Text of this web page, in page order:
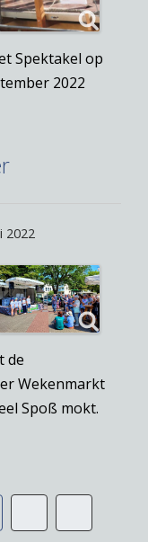
Spektakel op
2022
2022
de
Wekenmarkt
Spoß mokt.